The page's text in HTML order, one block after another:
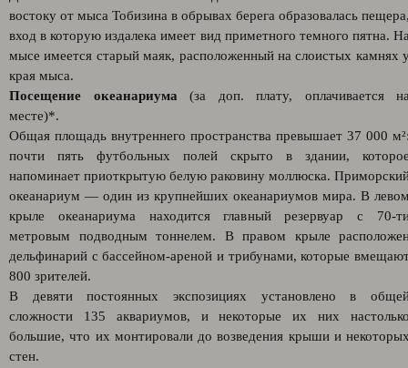
востоку от мыса Тобизина в обрывах берега образовалась
вход в которую издалека имеет вид приметного темного пятна.
мысе имеется старый маяк, расположенный на слоистых камнях
края мыса.
Посещение океанариума (за доп. плату, оплачивается
месте)*.
Общая площадь внутреннего пространства превышает 37 000
почти пять футбольных полей скрыто в здании,
напоминает приоткрытую белую раковину моллюска.
океанариум — один из крупнейших океанариумов мира. В
крыле океанариума находится главный резервуар с 70-
метровым подводным тоннелем. В правом крыле
дельфинарий с бассейном-ареной и трибунами, которые
800 зрителей.
В девяти постоянных экспозициях установлено в
сложности 135 аквариумов, и некоторые их них
большие, что их монтировали до возведения крыши и
стен.